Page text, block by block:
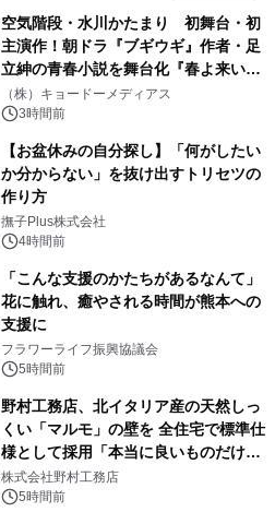
空気階段・水川かたまり 初舞台・初
主演作！朝ドラ『ブギウギ』作者・足
立紳の青春小説を舞台化『春よ来い、
マジで来い』キービジュアル解禁！
（株）キョードーメディアス
3時間前
【お盆休みの自分探し】「何がしたい
か分からない」を抜け出すトリセツの
作り方
撫子Plus株式会社
4時間前
「こんな支援のかたちがあるなんて」
花に触れ、癒やされる時間が熊本への
支援に
フラワーライフ振興協議会
5時間前
野村工務店、北イタリア産の天然しっ
くい「マルモ」の壁を 全住宅で標準仕
様として採用「本当に良いものだけに
こだわる」
株式会社野村工務店
5時間前